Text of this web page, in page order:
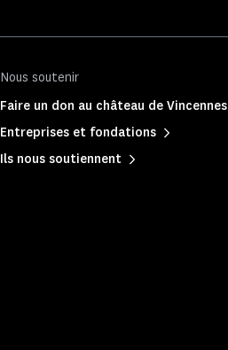
Nous soutenir
Faire un don au château de Vincennes
Entreprises et fondations
Ils nous soutiennent